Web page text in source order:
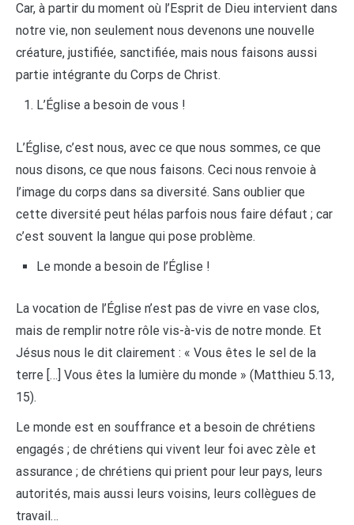
Car, à partir du moment où l’Esprit de Dieu intervient dans
notre vie, non seulement nous devenons une nouvelle
créature, justifiée, sanctifiée, mais nous faisons aussi
partie intégrante du Corps de Christ.
L’Église a besoin de vous !
L’Église, c’est nous, avec ce que nous sommes, ce que
nous disons, ce que nous faisons. Ceci nous renvoie à
l’image du corps dans sa diversité. Sans oublier que
cette diversité peut hélas parfois nous faire défaut ; car
c’est souvent la langue qui pose problème.
Le monde a besoin de l’Église !
La vocation de l’Église n’est pas de vivre en vase clos,
mais de remplir notre rôle vis-à-vis de notre monde. Et
Jésus nous le dit clairement : « Vous êtes le sel de la
terre […] Vous êtes la lumière du monde » (Matthieu 5.13,
15).
Le monde est en souffrance et a besoin de chrétiens
engagés ; de chrétiens qui vivent leur foi avec zèle et
assurance ; de chrétiens qui prient pour leur pays, leurs
autorités, mais aussi leurs voisins, leurs collègues de
travail…